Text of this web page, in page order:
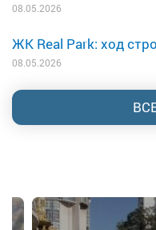
08.05.2026
ЖК Real Park: ход
08.05.2026